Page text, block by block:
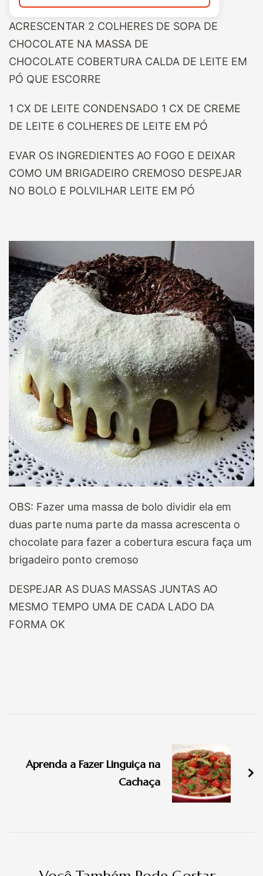
ACRESCENTAR 2 COLHERES DE SOPA DE
CHOCOLATE NA MASSA DE
CHOCOLATE COBERTURA CALDA DE LEITE EM
PÓ QUE ESCORRE
1 CX DE LEITE CONDENSADO 1 CX DE CREME
DE LEITE 6 COLHERES DE LEITE EM PÓ
EVAR OS INGREDIENTES AO FOGO E DEIXAR
COMO UM BRIGADEIRO CREMOSO DESPEJAR
NO BOLO E POLVILHAR LEITE EM PÓ
OBS: Fazer uma massa de bolo dividir ela em
duas parte numa parte da massa acrescenta o
chocolate para fazer a cobertura escura faça um
brigadeiro ponto cremoso
DESPEJAR AS DUAS MASSAS JUNTAS AO
MESMO TEMPO UMA DE CADA LADO DA
FORMA OK
post
Aprenda a Fazer Linguiça na
Cachaça